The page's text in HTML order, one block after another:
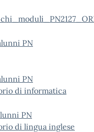
PN
PN
di informatica
PN
di lingua inglese